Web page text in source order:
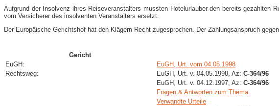
Aufgrund der Insolvenz ihres Reiseveranstalters mussten Hotelurlauber den bereits gezahlten
vom Versicherer des insolventen Veranstalters ersetzt.
Der Europäische Gerichtshof hat den Klägern Recht zugesprochen. Der Zahlungsanspruch
Gericht
EuGH:
EuGH, Urt. vom 04.05.1998
Rechtsweg:
EuGH, Urt. v. 04.05.1998, Az: C-364/96
EuGH, Urt. v. 04.12.1997, Az: C-364/96
Fragen & Antworten zum Thema
Verwandte Urteile